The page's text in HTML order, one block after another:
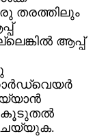
തരത്തിലും
ആപ്പ്
കൂടുതൽ